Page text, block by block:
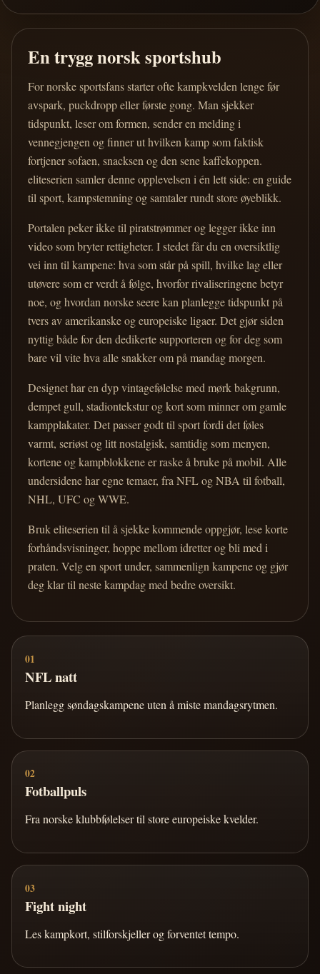
En trygg norsk sportshub
For norske sportsfans starter ofte kampkvelden lenge før
avspark, puckdropp eller første gong. Man sjekker
tidspunkt, leser om formen, sender en melding i
vennegjengen og finner ut hvilken kamp som faktisk
fortjener sofaen, snacksen og den sene kaffekoppen.
eliteserien samler denne opplevelsen i én lett side: en guide
til sport, kampstemning og samtaler rundt store øyeblikk.
Portalen peker ikke til piratstrømmer og legger ikke inn
video som bryter rettigheter. I stedet får du en oversiktlig
vei inn til kampene: hva som står på spill, hvilke lag eller
utøvere som er verdt å følge, hvorfor rivaliseringene betyr
noe, og hvordan norske seere kan planlegge tidspunkt på
tvers av amerikanske og europeiske ligaer. Det gjør siden
nyttig både for den dedikerte supporteren og for deg som
bare vil vite hva alle snakker om på mandag morgen.
Designet har en dyp vintagefølelse med mørk bakgrunn,
dempet gull, stadiontekstur og kort som minner om gamle
kampplakater. Det passer godt til sport fordi det føles
varmt, seriøst og litt nostalgisk, samtidig som menyen,
kortene og kampblokkene er raske å bruke på mobil. Alle
undersidene har egne temaer, fra NFL og NBA til fotball,
NHL, UFC og WWE.
Bruk eliteserien til å sjekke kommende oppgjør, lese korte
forhåndsvisninger, hoppe mellom idretter og bli med i
praten. Velg en sport under, sammenlign kampene og gjør
deg klar til neste kampdag med bedre oversikt.
01
NFL natt
Planlegg søndagskampene uten å miste mandagsrytmen.
02
Fotballpuls
Fra norske klubbfølelser til store europeiske kvelder.
03
Fight night
Les kampkort, stilforskjeller og forventet tempo.